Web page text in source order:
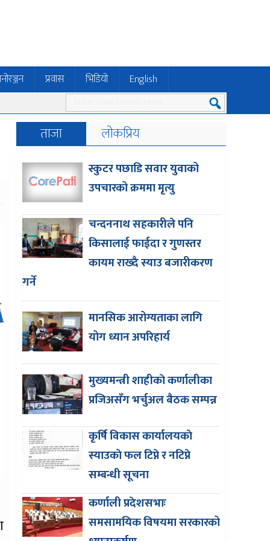
प्रवास भिडियो English
ताजा लोकप्रिय
स्कुटर पछाडि सवार युवाको
उपचारको क्रममा मृत्यु
चन्दननाथ सहकारीले पनि
किसालाई फाईदा र गुणस्तर
कायम राख्दै स्याउ बजारीकरण
गर्ने
मानसिक आरोग्यताका लागि
योग ध्यान अपरिहार्य
मुख्यमन्त्री शाहीकाे कर्णालीका
प्रजिअसँग भर्चुअल बैठक सम्पन्न
कृर्षि विकास कार्यालयकाे
स्याउकाे फल टिप्ने र नटिप्ने
सम्बन्धी सूचना
कर्णाली प्रदेशसभाः
समसामयिक विषयमा सरकारको